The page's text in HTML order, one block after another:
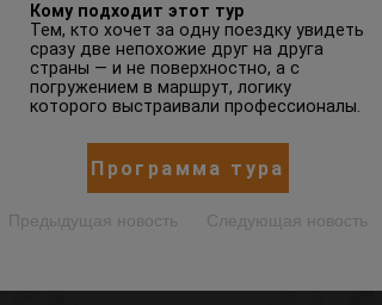
Кому подходит этот тур
Тем, кто хочет за одну поездку увидеть
сразу две непохожие друг на друга
страны — и не поверхностно, а с
погружением в маршрут, логику
которого выстраивали профессионалы.
Программа тура
Предыдущая новость Следующая новость